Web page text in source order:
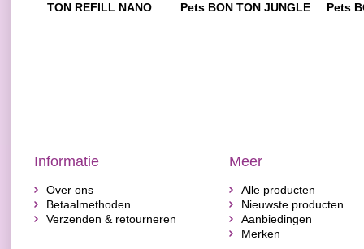
TON REFILL NANO
Pets BON TON JUNGLE
Pets
Informatie
Over ons
Betaalmethoden
Verzenden & retourneren
Meer
Alle producten
Nieuwste producten
Aanbiedingen
Merken